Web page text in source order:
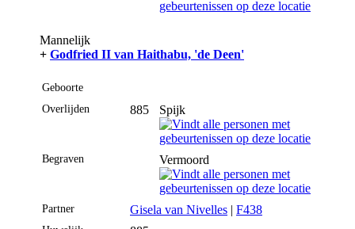
Mannelijk
+ Godfried II van Haithabu, 'de Deen'
Geboorte
Overlijden
885 Spijk
Begraven Vermoord
Partner Gisela van Nivelles | F438